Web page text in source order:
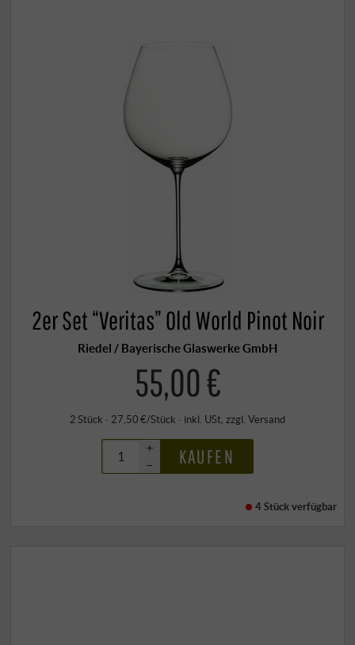
2er Set “Veritas” Old World Pinot Noir
Riedel / Bayerische Glaswerke GmbH
55,00 €
2 Stück · 27,50 €/Stück · inkl. USt , zzgl. Versand
+
–
KAUFEN
4 Stückverfügbar